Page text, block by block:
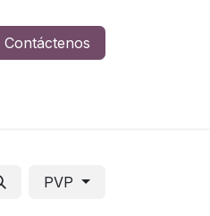
Contáctenos
PVP